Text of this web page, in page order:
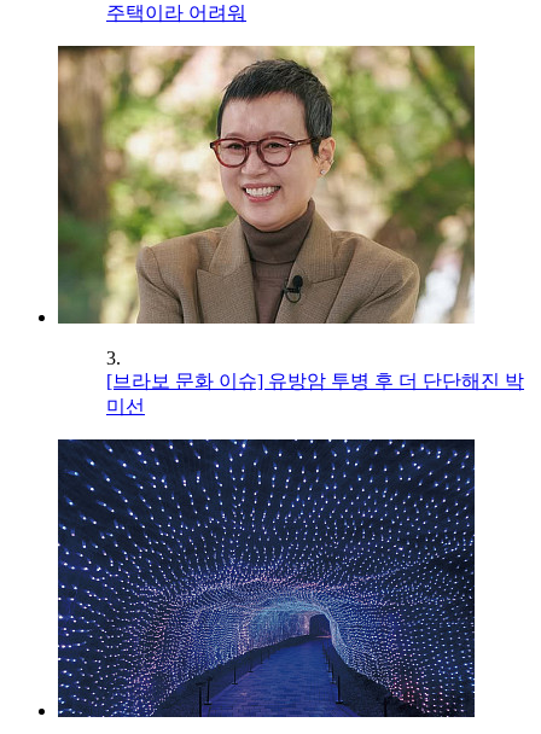
주택이라 어려워
3.
[브라보 문화 이슈] 유방암 투병 후 더 단단해진 박
미선